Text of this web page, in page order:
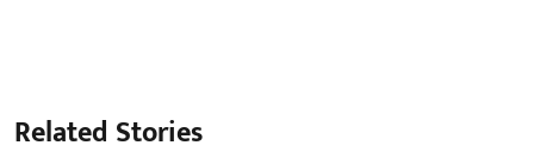
Related Stories